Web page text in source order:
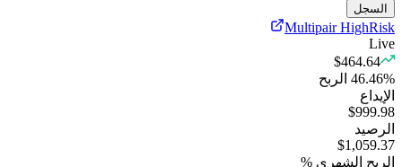
السجل
Multipair HighRisk
Live
$464.64
46.46%
الربح
الإيداع
$999.98
الرصيد
$1,059.37
الربح الشهري %